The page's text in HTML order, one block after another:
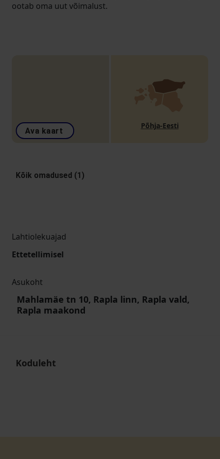
ootab oma uut võimalust.
Ava kaart
Põhja-Eesti
Kõik omadused (1)
Lahtiolekuajad
Ettetellimisel
Asukoht
Mahlamäe tn 10, Rapla linn, Rapla vald,
Rapla maakond
Koduleht